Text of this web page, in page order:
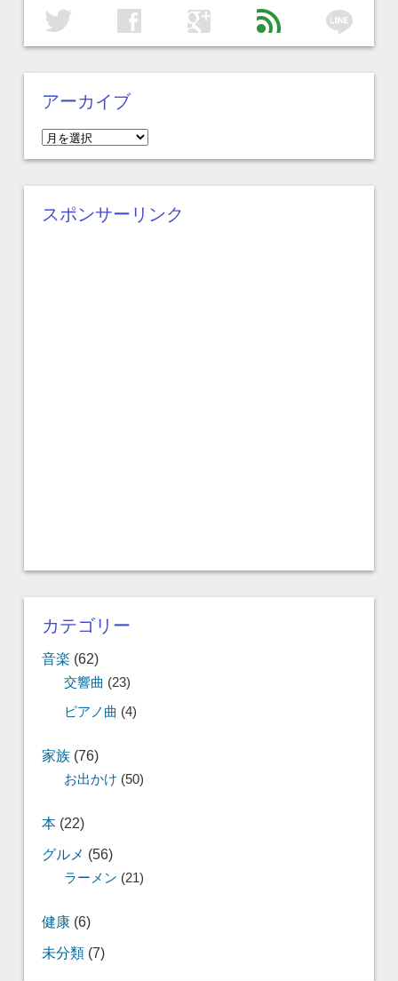
twitter facebook google feed line
アーカイブ
ア
ー
カ
イ
スポンサーリンク
カテゴリー
音楽 (62)
交響曲 (23)
ピアノ曲 (4)
家族(76)
お出かけ (50)
本(22)
グルメ (56)
ラーメン (21)
健康(6)
未分類(7)